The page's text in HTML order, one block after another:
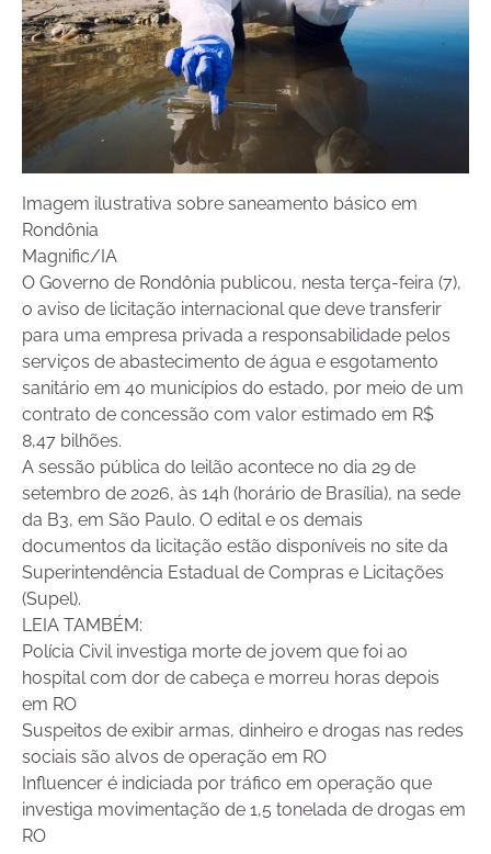
Imagem ilustrativa sobre saneamento básico em
Rondônia
Magnific/IA
O Governo de Rondônia publicou, nesta terça-feira (7),
o aviso de licitação internacional que deve transferir
para uma empresa privada a responsabilidade pelos
serviços de abastecimento de água e esgotamento
sanitário em 40 municípios do estado, por meio de um
contrato de concessão com valor estimado em R$
8,47 bilhões.
A sessão pública do leilão acontece no dia 29 de
setembro de 2026, às 14h (horário de Brasília), na sede
da B3, em São Paulo. O edital e os demais
documentos da licitação estão disponíveis no site da
Superintendência Estadual de Compras e Licitações
(Supel).
LEIA TAMBÉM:
Polícia Civil investiga morte de jovem que foi ao
hospital com dor de cabeça e morreu horas depois
em RO
Suspeitos de exibir armas, dinheiro e drogas nas redes
sociais são alvos de operação em RO
Influencer é indiciada por tráfico em operação que
investiga movimentação de 1,5 tonelada de drogas em
RO